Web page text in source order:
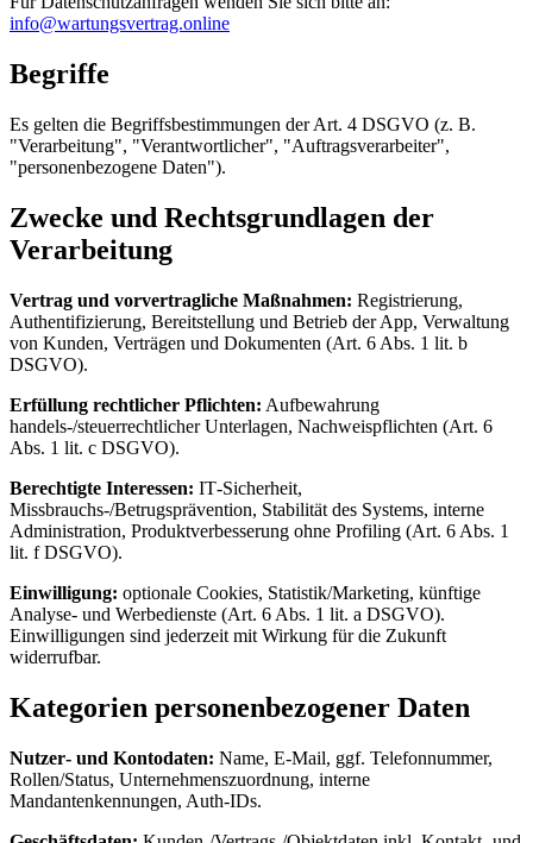
info@wartungsvertrag.online
Begriffe
Es gelten die Begriffsbestimmungen der Art. 4 DSGVO (z. B.
"Verarbeitung", "Verantwortlicher", "Auftragsverarbeiter",
"personenbezogene Daten").
Zwecke und Rechtsgrundlagen der
Verarbeitung
Vertrag und vorvertragliche Maßnahmen: Registrierung,
Authentifizierung, Bereitstellung und Betrieb der App, Verwaltung
von Kunden, Verträgen und Dokumenten (Art. 6 Abs. 1 lit. b
DSGVO).
Erfüllung rechtlicher Pflichten: Aufbewahrung
handels‑/steuerrechtlicher Unterlagen, Nachweispflichten (Art. 6
Abs. 1 lit. c DSGVO).
Berechtigte Interessen: IT‑Sicherheit,
Missbrauchs‑/Betrugsprävention, Stabilität des Systems, interne
Administration, Produktverbesserung ohne Profiling (Art. 6 Abs. 1
lit. f DSGVO).
Einwilligung: optionale Cookies, Statistik/Marketing, künftige
Analyse‑ und Werbedienste (Art. 6 Abs. 1 lit. a DSGVO).
Einwilligungen sind jederzeit mit Wirkung für die Zukunft
widerrufbar.
Kategorien personenbezogener Daten
Nutzer‑ und Kontodaten: Name, E‑Mail, ggf. Telefonnummer,
Rollen/Status, Unternehmenszuordnung, interne
Mandantenkennungen, Auth‑IDs.